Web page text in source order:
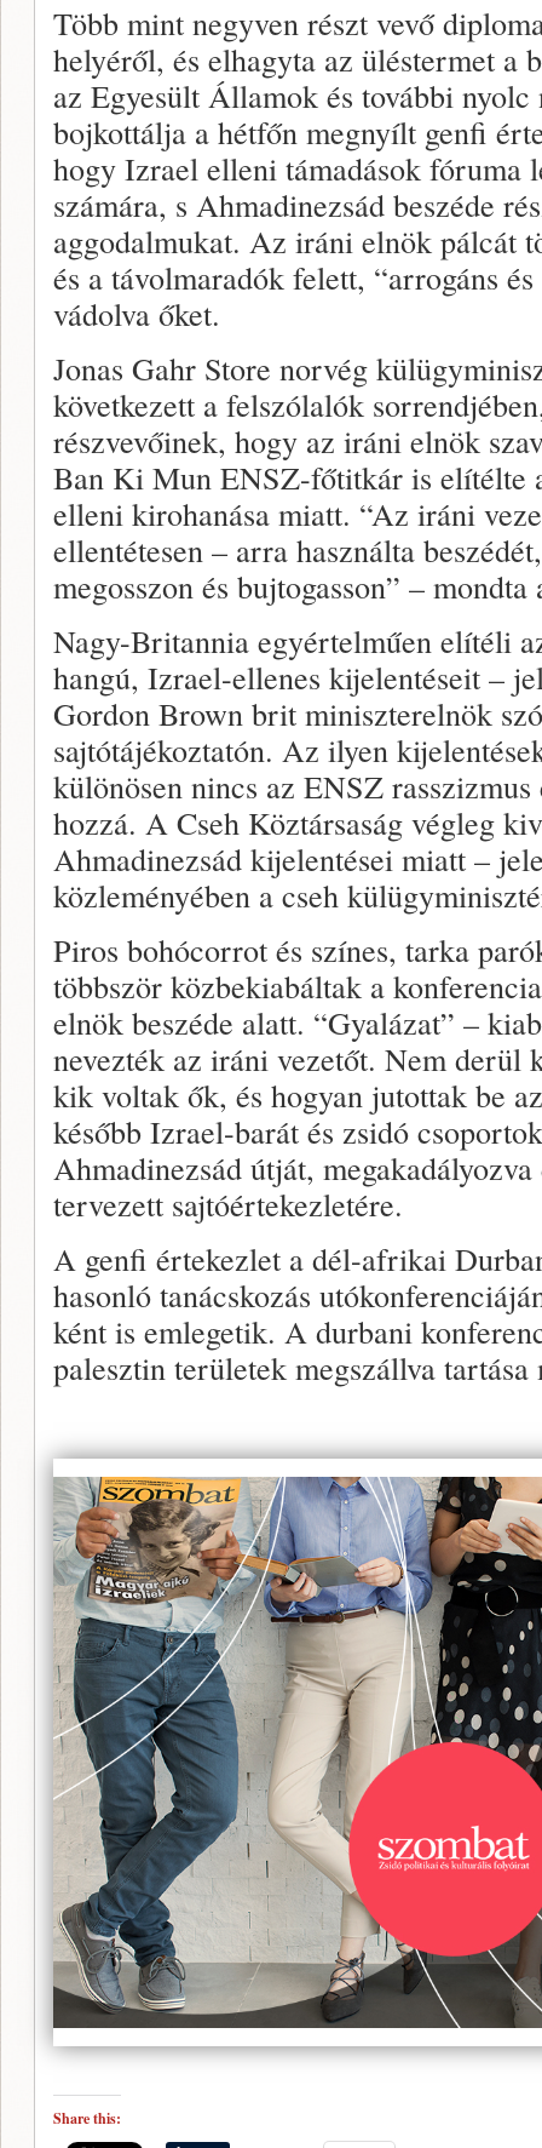
Több mint negyven részt vevő
helyéről, és elhagyta az üléstermet a
az Egyesült Államok és további nyolc
bojkottálja a hétfőn megnyílt genfi
hogy Izrael elleni támadások fóruma
számára, s Ahmadinezsád beszéde
aggodalmukat. Az iráni elnök pálcát
és a távolmaradók felett, “arrogáns
vádolva őket.
Jonas Gahr Store norvég
következett a felszólalók
részvevőinek, hogy az iráni elnök
Ban Ki Mun ENSZ-főtitkár is elítélte
elleni kirohanása miatt. “Az iráni
ellentétesen – arra használta
megosszon és bujtogasson” –
Nagy-Britannia egyértelműen elítéli
hangú, Izrael-ellenes kijelentéseit –
Gordon Brown brit miniszterelnök
sajtótájékoztatón. Az ilyen
különösen nincs az ENSZ
hozzá. A Cseh Köztársaság végleg
Ahmadinezsád kijelentései miatt –
közleményében a cseh
Piros bohócorrot és színes, tarka
többször közbekiabáltak a
elnök beszéde alatt. “Gyalázat” –
nevezték az iráni vezetőt. Nem derül
kik voltak ők, és hogyan jutottak be
később Izrael-barát és zsidó
Ahmadinezsád útját,
tervezett sajtóértekezletére.
A genfi értekezlet a dél-afrikai
hasonló tanácskozás
ként is emlegetik. A durbani
palesztin területek megszállva tartása
Share this: